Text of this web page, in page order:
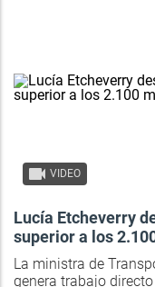
VIDEO
Lucía Etcheverry
superior a los
La ministra de
genera trabajo